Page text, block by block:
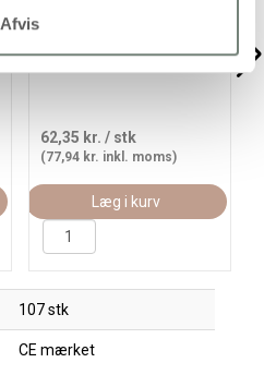
Afvis
2stk./ 1 pk.
62,35 kr. / stk
(77,94 kr. inkl. moms)
Læg i kurv
107 stk
CE mærket